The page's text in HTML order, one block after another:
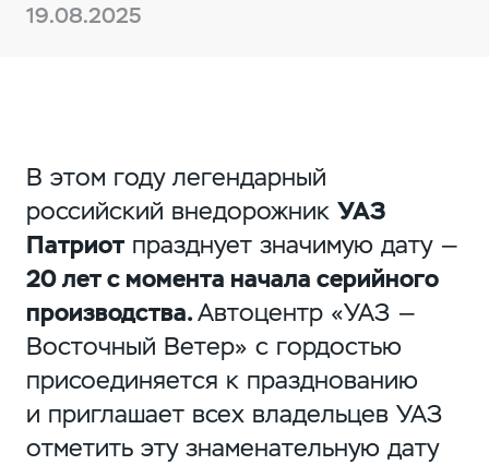
19.08.2025
В этом году легендарный
российский внедорожник УАЗ
Патриотпразднует значимую дату —
20 лет с момента начала серийного
производства.Автоцентр «УАЗ —
Восточный Ветер» с гордостью
присоединяется к празднованию
и приглашает всех владельцев УАЗ
отметить эту знаменательную дату